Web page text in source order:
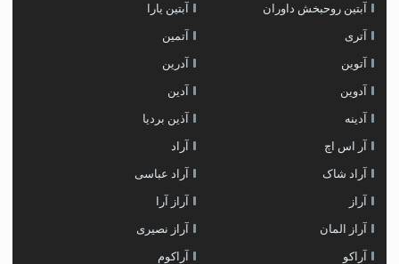
آبتین روحبخش داوران آبتین یارا
آتری آتمین
آتوین آدرین
آدوین آدین
آدینه آذین بردیا
آر اس اچ آراد
آراد شاک آراد عباسی
آراز آراز آرا
آراز المان آراز نصیری
آراکو آراکوم